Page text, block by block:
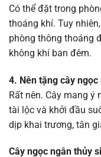
Có thể đặt trong
thoáng khí. Tuy
phòng thông thoáng
không khí ban đêm.
4. Nên tặng cây
Rất nên. Cây mang
tài lộc và khởi đầu
dịp khai trương, tân
Cây ngọc ngân thủy